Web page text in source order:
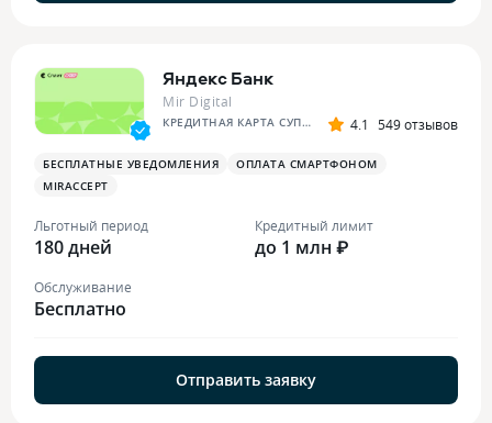
Яндекс Банк
Mir Digital
КРЕДИТНАЯ КАРТА СУПЕР СПЛИТА 4.1 549 отзывов
БЕСПЛАТНЫЕ УВЕДОМЛЕНИЯ
ОПЛАТА СМАРТФОНОМ
MIRACCEPT
Льготный период
180 дней
Кредитный лимит
до 1 млн ₽
Обслуживание
Бесплатно
Отправить заявку